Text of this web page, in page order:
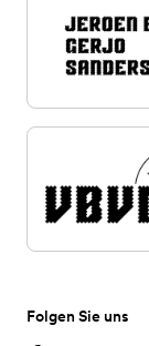
Folgen Sie uns